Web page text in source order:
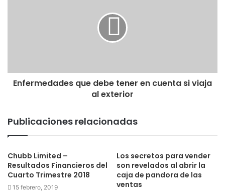
Enfermedades que debe tener en cuenta si viaja
al exterior
Publicaciones relacionadas
Chubb Limited –
Resultados Financieros del
Cuarto Trimestre 2018
15 febrero, 2019
Los secretos para vender
son revelados al abrir la
caja de pandora de las
ventas